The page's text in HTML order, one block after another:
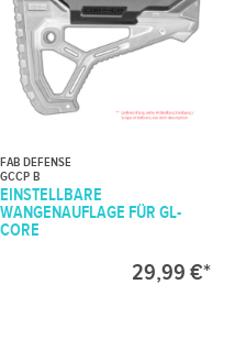
FAB DEFENSE
GCCP B
EINSTELLBARE
WANGENAUFLAGE FÜR GL-
CORE
29,99 €*